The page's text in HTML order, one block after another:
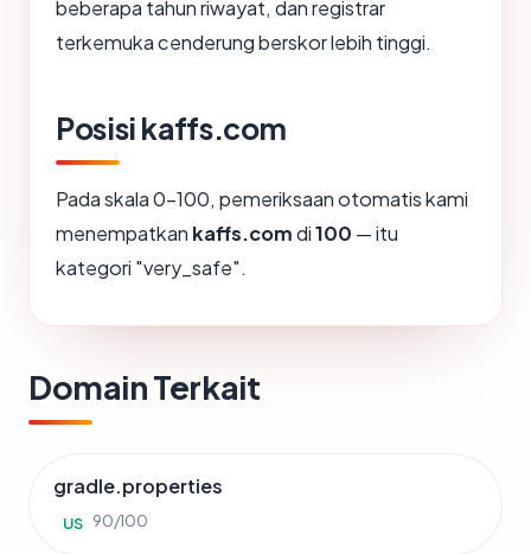
beberapa tahun riwayat, dan registrar
terkemuka cenderung berskor lebih tinggi.
Posisi kaffs.com
Pada skala 0-100, pemeriksaan otomatis kami
menempatkan kaffs.comdi100 — itu
kategori "very_safe".
Domain Terkait
gradle.properties
US 90/100